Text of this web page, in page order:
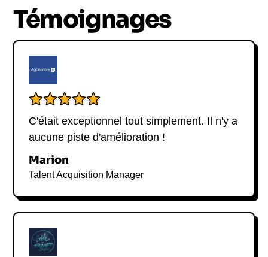
Témoignages
C'était exceptionnel tout simplement. Il n'y a
aucune piste d'amélioration !
Marion
Talent Acquisition Manager